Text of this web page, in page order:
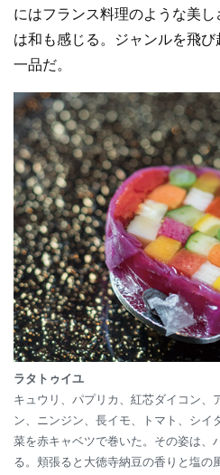
にはフランス料理のような美
は和も感じる。ジャンルを飛
一品だ。
ラタトゥイユ
キュウリ、パプリカ、紅芯ダイコン、
ン、ニンジン、長イモ、トマト、シイ
菜を赤キャベツで巻いた。その姿は、
る。頬張ると大徳寺納豆の香りと塩の